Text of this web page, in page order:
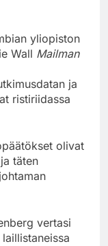
yliopiston
Wall Mailman
ja
ristiriidassa
olivat
täten
vertasi